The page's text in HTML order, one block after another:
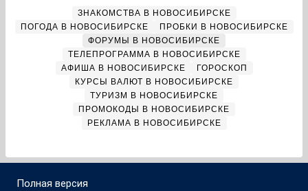
ЗНАКОМСТВА В НОВОСИБИРСКЕ
ПОГОДА В НОВОСИБИРСКЕ
ПРОБКИ В НОВОСИБИРСКЕ
ФОРУМЫ В НОВОСИБИРСКЕ
ТЕЛЕПРОГРАММА В НОВОСИБИРСКЕ
АФИША В НОВОСИБИРСКЕ
ГОРОСКОП
КУРСЫ ВАЛЮТ В НОВОСИБИРСКЕ
ТУРИЗМ В НОВОСИБИРСКЕ
ПРОМОКОДЫ В НОВОСИБИРСКЕ
РЕКЛАМА В НОВОСИБИРСКЕ
Полная версия